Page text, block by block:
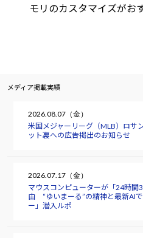
モリのカスタマイズがお
メディア掲載実績
2026.08.07（金）
米国メジャーリーグ（MLB）ロサ
ット裏への広告掲出のお知らせ
2026.07.17（金）
マウスコンピューターが「24時間
由 “ゆいまーる”の精神と最新AI
ー」潜入ルポ